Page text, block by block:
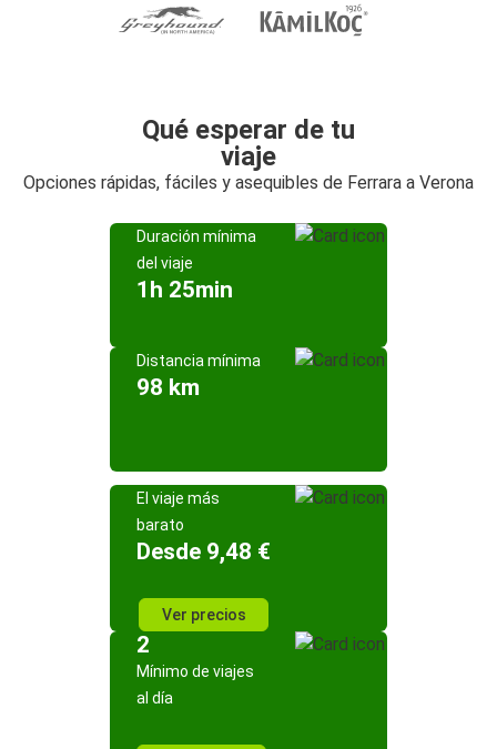
Qué esperar de tu
viaje
Opciones rápidas, fáciles y asequibles de Ferrara a Verona
Duración mínima
del viaje
1h 25min
Distancia mínima
98 km
El viaje más
barato
Desde 9,48 €
Ver precios
2
Mínimo de viajes
al día